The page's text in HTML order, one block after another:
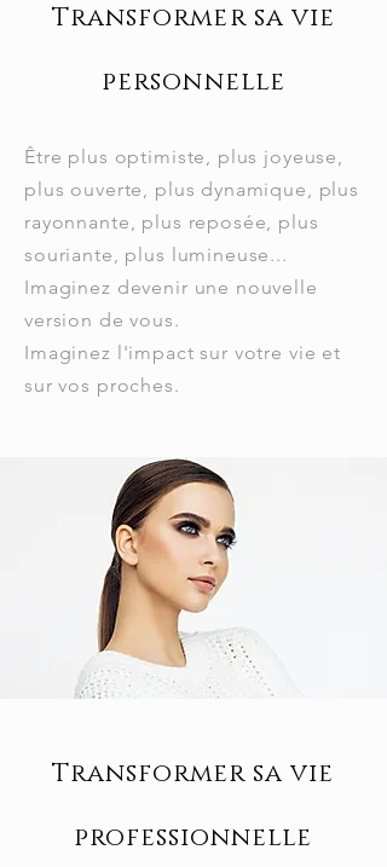
Transformer sa vie
personnelle
Être plus optimiste, plus joyeuse,
plus ouverte, plus dynamique, plus
rayonnante, plus reposée, plus
souriante, plus lumineuse...
Imaginez devenir une nouvelle
version de vous.
Imaginez l'impact sur votre vie et
sur vos proches.
Transformer sa vie
professionnelle